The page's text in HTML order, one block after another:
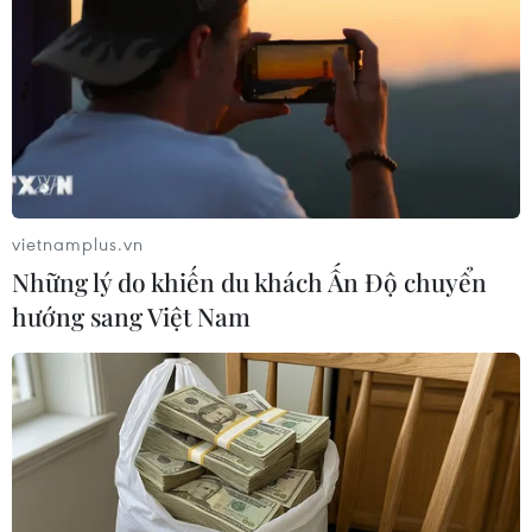
vietnamplus.vn
Những lý do khiến du khách Ấn Độ chuyển
hướng sang Việt Nam